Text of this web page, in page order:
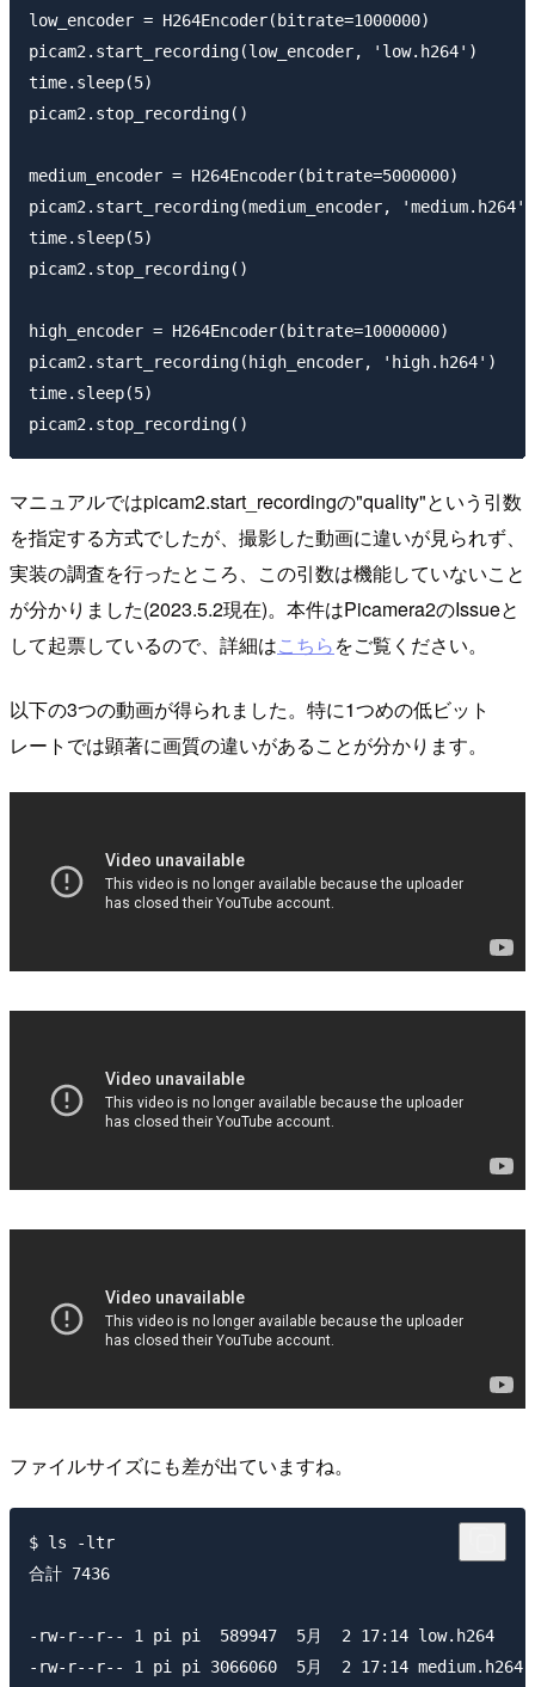
low_encoder = H264Encoder(bitrate=1000000)
picam2.start_recording(low_encoder, 'low.h264')
time.sleep(5)
picam2.stop_recording()
medium_encoder = H264Encoder(bitrate=5000000)
picam2.start_recording(medium_encoder, 'medium.h264')
time.sleep(5)
picam2.stop_recording()
high_encoder = H264Encoder(bitrate=10000000)
picam2.start_recording(high_encoder, 'high.h264')
time.sleep(5)
マニュアルではpicam2.start_recordingの"quality"という引数
を指定する方式でしたが、撮影した動画に違いが見られず、
実装の調査を行ったところ、この引数は機能していないこと
が分かりました(2023.5.2現在)。本件はPicamera2のIssueと
して起票しているので、詳細はこちらをご覧ください。
以下の3つの動画が得られました。特に1つめの低ビット
レートでは顕著に画質の違いがあることが分かります。
ファイルサイズにも差が出ていますね。
$ ls -ltr
合計 7436
-rw-r--r-- 1 pi pi  589947  5月  2 17:14 low.h264
-rw-r--r-- 1 pi pi 3066060  5月  2 17:14 medium.h264